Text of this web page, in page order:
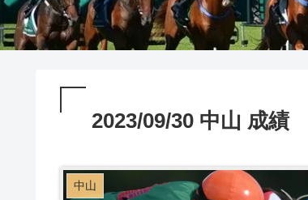
2023/09/30 中山 成績
中山